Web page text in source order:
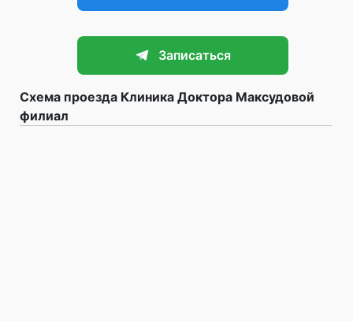
Записаться
Схема проезда Клиника Доктора Максудовой
филиал